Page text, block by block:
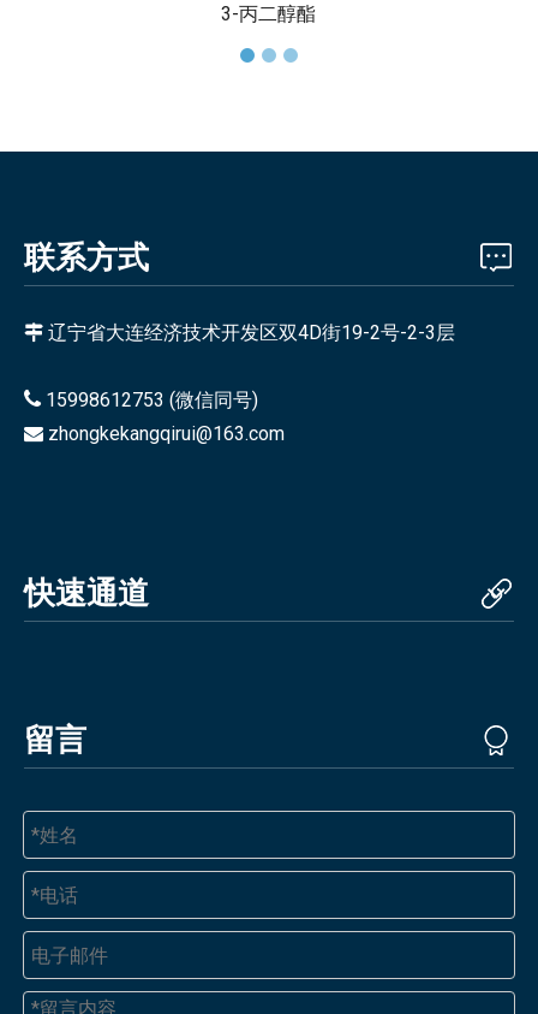
3-丙二醇酯
联系方式
 辽宁省大连经济技术开发区双4D街19-2号-2-3层
 15998612753 (微信同号)
 zhongkekangqirui@163.com
快速通道
留言